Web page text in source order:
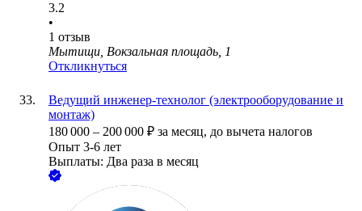
3.2
•
1 отзыв
Мытищи, Вокзальная площадь, 1
Откликнуться
Ведущий инженер-технолог (электрооборудование и
монтаж)
180 000 – 200 000 ₽ за месяц, до вычета налогов
Опыт 3-6 лет
Выплаты: Два раза в месяц